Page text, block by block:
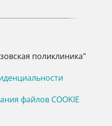
поликлиника"
файлов COOKIE